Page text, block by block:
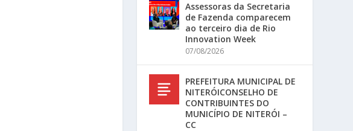
Assessoras da Secretaria
de Fazenda comparecem
ao terceiro dia de Rio
Innovation Week
07/08/2026
PREFEITURA MUNICIPAL DE
NITERÓICONSELHO DE
CONTRIBUINTES DO
MUNICÍPIO DE NITERÓI –
CC